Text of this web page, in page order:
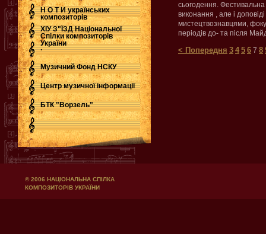
Н О Т И українських
композиторів
ХІУ З"ЇЗД Національної
Спілки композиторів
України
.
Музичний Фонд НСКУ
Центр музичної інформації
БТК "Ворзель"
сьогодення. Фестивальна
виконання , але і
мистецтвознавцями,
періодів до- та після
< Попередня 3 4 5 6 7 8
© 2006 НАЦІОНАЛЬНА СПІЛКА
КОМПОЗИТОРІВ УКРАЇНИ